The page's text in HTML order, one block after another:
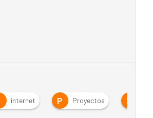
internet P Proyectos S